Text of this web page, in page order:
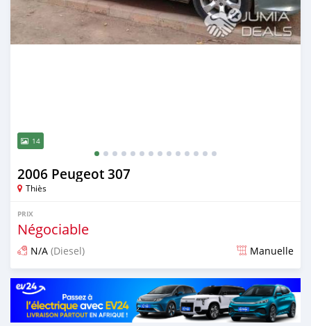
14
2006 Peugeot 307
Thiès
PRIX
Négociable
N/A (Diesel) Manuelle
Publié il y a presque 5 ans